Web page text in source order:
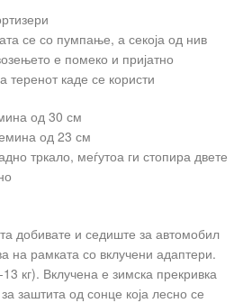
се со пумпање, а секоја од нив
е помеко и пријатно
теренот каде се користи
од 30 см
од 23 см
тркало, меѓутоа ги стопира двете
добивате и седиште за автомобил
на рамката со вклучени адаптери.
кг). Вклучена е зимска прекривка
заштита од сонце која лесно се